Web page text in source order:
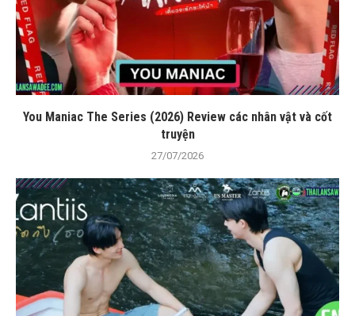
You Maniac The Series (2026) Review các nhân vật và cốt
truyện
27/07/2026